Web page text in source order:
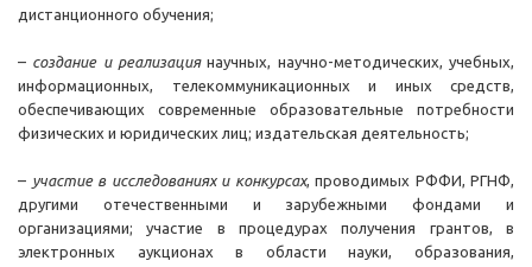
дистанционного обучения;
– создание и реализациянаучных, научно-методических, учебных,
информационных, телекоммуникационных и иных средств,
обеспечивающих современные образовательные потребности
физических и юридических лиц; издательская деятельность;
– участие в исследованиях и конкурсах, проводимых РФФИ, РГНФ,
другими отечественными и зарубежными фондами и
организациями; участие в процедурах получения грантов, в
электронных аукционах в области науки, образования,